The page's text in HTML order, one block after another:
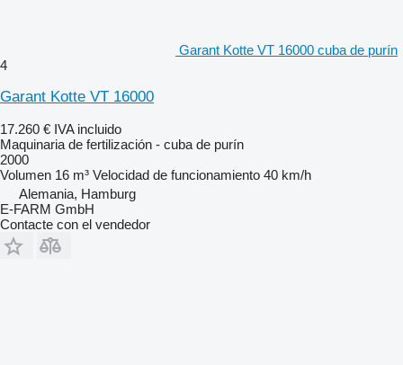
Garant Kotte VT 16000 cuba de purín
4
Garant Kotte VT 16000
17.260 € IVA incluido
Maquinaria de fertilización - cuba de purín
2000
Volumen 16 m³ Velocidad de funcionamiento 40 km/h
Alemania, Hamburg
E-FARM GmbH
Contacte con el vendedor